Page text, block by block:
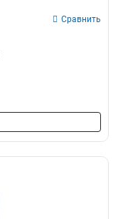
Сравнить